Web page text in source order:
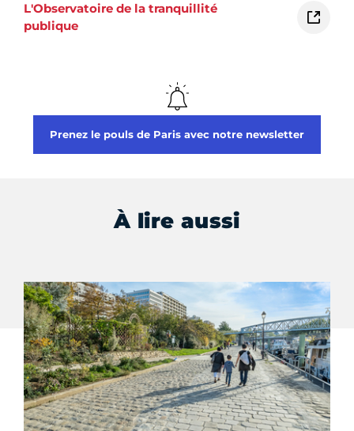
L'Observatoire de la tranquillité
publique
Prenez le pouls de Paris avec notre newsletter
À lire aussi